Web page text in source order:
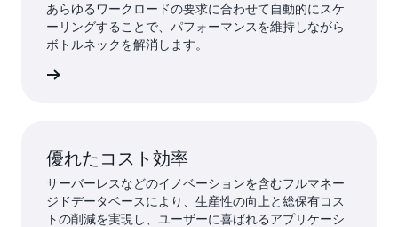
あらゆるワークロードの要求に合わせて自動的にスケ
ーリングすることで、パフォーマンスを維持しながら
ボトルネックを解消します。
優れたコスト効率
サーバーレスなどのイノベーションを含むフルマネー
ジドデータベースにより、生産性の向上と総保有コス
トの削減を実現し、ユーザーに喜ばれるアプリケーシ